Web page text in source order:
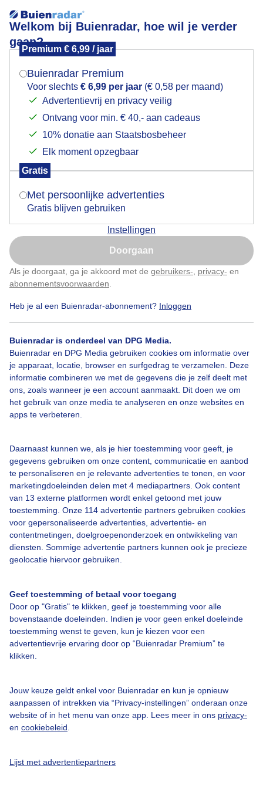
Welkom bij Buienradar, hoe wil je verder
gaan?
Premium € 6,99 / jaar
Buienradar Premium
Voor slechts € 6,99 per jaar (€ 0,58 per maand)
Advertentievrij en privacy veilig
Ontvang voor min. € 40,- aan cadeaus
10% donatie aan Staatsbosbeheer
Elk moment opzegbaar
Gratis
Met persoonlijke advertenties
Gratis blijven gebruiken
Instellingen
Doorgaan
Als je doorgaat, ga je akkoord met de gebruikers- privacy- en
abonnementsvoorwaarden
Heb je al een Buienradar-abonnement? Inloggen
Buienradar is onderdeel van DPG Media.
Buienradar en DPG Media gebruiken cookies om informatie over
je apparaat, locatie, browser en surfgedrag te verzamelen. Deze
informatie combineren we met de gegevens die je zelf deelt met
ons, zoals wanneer je een account aanmaakt. Dit doen we om
het gebruik van onze media te analyseren en onze websites en
apps te verbeteren.
Daarnaast kunnen we, als je hier toestemming voor geeft, je
gegevens gebruiken om onze content, communicatie en aanbod
te personaliseren en je relevante advertenties te tonen, en voor
marketingdoeleinden delen met 4 mediapartners. Ook content
van 13 externe platformen wordt enkel getoond met jouw
toestemming. Onze 114 advertentie partners gebruiken cookies
voor gepersonaliseerde advertenties, advertentie- en
contentmetingen, doelgroepenonderzoek en ontwikkeling van
diensten. Sommige advertentie partners kunnen ook je precieze
geolocatie hiervoor gebruiken.
Geef toestemming of betaal voor toegang
Door op "Gratis" te klikken, geef je toestemming voor alle
bovenstaande doeleinden. Indien je voor geen enkel doeleinde
toestemming wenst te geven, kun je kiezen voor een
advertentievrije ervaring door op “Buienradar Premium” te
klikken.
Jouw keuze geldt enkel voor Buienradar en kun je opnieuw
aanpassen of intrekken via “Privacy-instellingen” onderaan onze
website of in het menu van onze app. Lees meer in ons privacy-
en cookiebeleid
Lijst met advertentiepartners
Satelliet
06:00 09:00 12:00
Bekijk ook
Nederlandse satellietbeelden
Over Buienradar
Veelgestelde vragen
Contact
Toegankelijkheid
Mogen we je locatie gebruiken voor het
Indien je hier nog geen akkoord op hebt gegeven,
verschijnt er zo een pop-up uit je browser waarin
Is goed, toon de popup
Nu niet, misschien later
Klik hierom dit aan te passen